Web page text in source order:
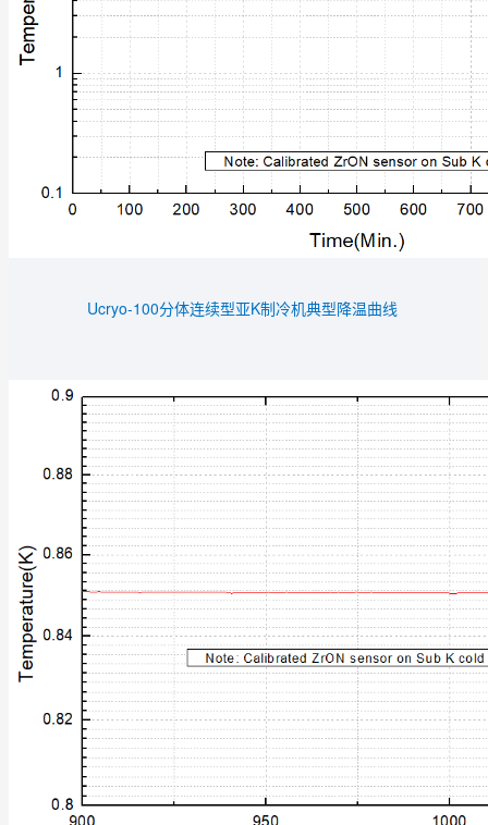
Ucryo-100分体连续型亚K制冷机典型降温曲线